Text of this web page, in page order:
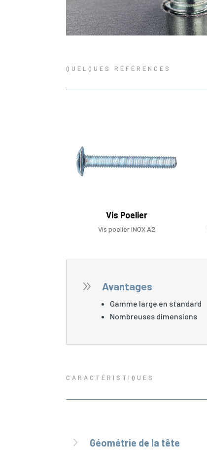
QUELQUES RÉFÉRENCES
Vis Poelier
Vis poelier INOX A2
9 Avantages
Gamme large en standard
Nombreuses dimensions
CARACTÉRISTIQUES
5 Géométrie de la tête